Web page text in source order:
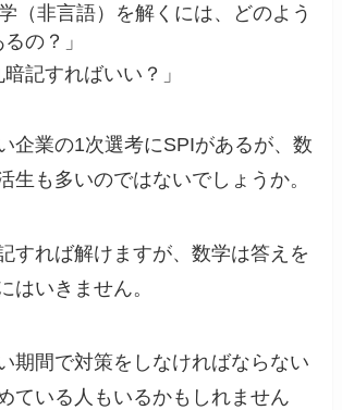
（非言語）を解くには、どのよう
の？」
暗記すればいい？」
企業の1次選考にSPIがあるが、数
生も多いのではないでしょうか。
すれば解けますが、数学は答えを
はいきません。
期間で対策をしなければならない
ている人もいるかもしれません